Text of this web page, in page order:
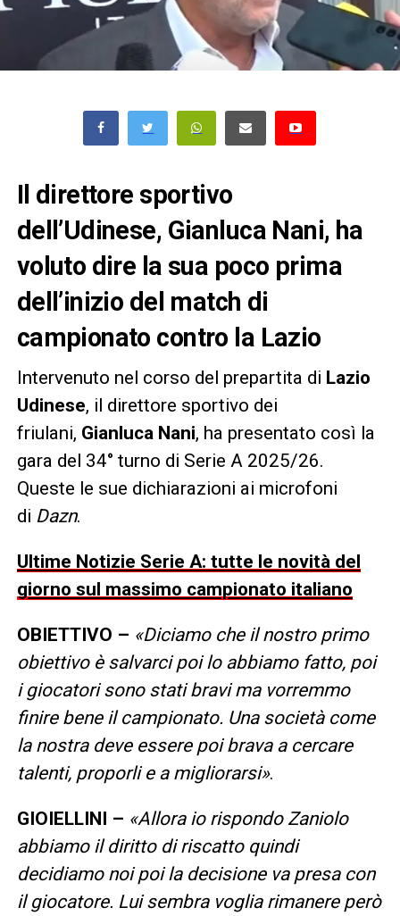
Il direttore sportivo
dell’Udinese, Gianluca Nani, ha
voluto dire la sua poco prima
dell’inizio del match di
campionato contro la Lazio
Intervenuto nel corso del prepartita di Lazio
Udinese, il direttore sportivo dei
friulani, Gianluca Nani, ha presentato così la
gara del 34° turno di Serie A 2025/26.
Queste le sue dichiarazioni ai microfoni
di Dazn.
Ultime Notizie Serie A: tutte le novità del
giorno sul massimo campionato italiano
OBIETTIVO – «Diciamo che il nostro primo
obiettivo è salvarci poi lo abbiamo fatto, poi
i giocatori sono stati bravi ma vorremmo
finire bene il campionato. Una società come
la nostra deve essere poi brava a cercare
talenti, proporli e a migliorarsi».
GIOIELLINI – «Allora io rispondo Zaniolo
abbiamo il diritto di riscatto quindi
decidiamo noi poi la decisione va presa con
il giocatore. Lui sembra voglia rimanere però